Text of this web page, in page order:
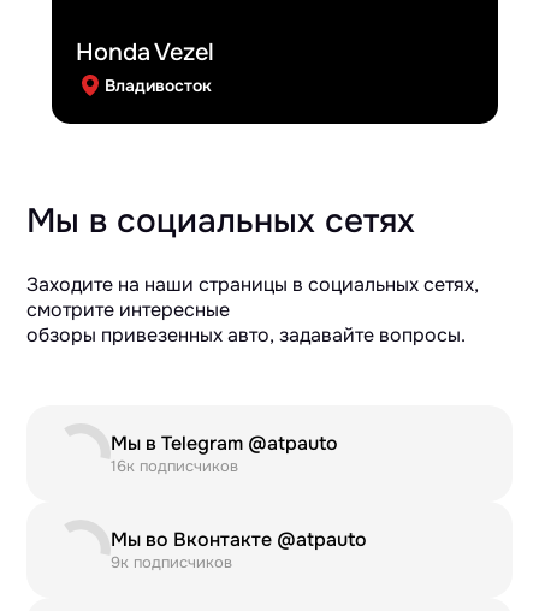
Honda Vezel
Владивосток
Мы в социальных сетях
Заходите на наши страницы в социальных сетях,
смотрите интересные
обзоры привезенных авто, задавайте вопросы.
Мы в Telegram @atpauto
16к подписчиков
Мы во Вконтакте @atpauto
9к подписчиков